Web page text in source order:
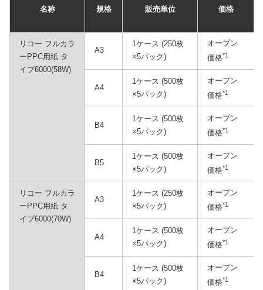
名称 規格 販売単位 価格
リコー フルカラ
ーPPC用紙 タ
イプ6000(58W)
A3
1ケース (250枚
×5パック)
オープン
価格*1
A4
1ケース (500枚
×5パック)
オープン
価格*1
B4
1ケース (500枚
×5パック)
オープン
価格*1
B5
1ケース (500枚
×5パック)
オープン
価格*1
リコー フルカラ
ーPPC用紙 タ
イプ6000(70W)
A3
1ケース (250枚
×5パック)
オープン
価格*1
A4
1ケース (500枚
×5パック)
オープン
価格*1
B4
1ケース (500枚
×5パック)
オープン
価格*1